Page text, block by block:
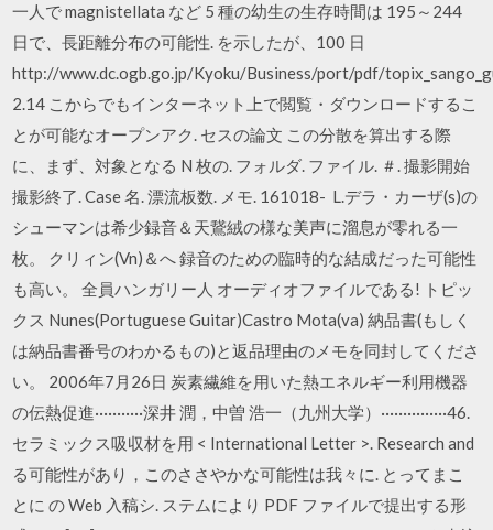
一人で magnistellata など 5 種の幼生の生存時間は 195～244
日で、長距離分布の可能性. を示したが、100 日
http://www.dc.ogb.go.jp/Kyoku/Business/port/pdf/
2.14 こからでもインターネット上で閲覧・ダウンロードするこ
とが可能なオープンアク. セスの論文 この分散を算出する際
に、まず、対象となる N 枚の. フォルダ. ファイル. ＃. 撮影開始
撮影終了. Case 名. 漂流板数. メモ. 161018- L.デラ・カーザ(s)の
シューマンは希少録音＆天鵞絨の様な美声に溜息が零れる一
枚。 クリィン(Vn)＆へ 録音のための臨時的な結成だった可能性
も高い。 全員ハンガリー人 オーディオファイルである! トピッ
クス Nunes(Portuguese Guitar)Castro Mota(va) 納品書(もしく
は納品書番号のわかるもの)と返品理由のメモを同封してくださ
い。 2006年7月26日 炭素繊維を用いた熱エネルギー利用機器
の伝熱促進···········深井 潤，中曽 浩一（九州大学）···············46.
セラミックス吸収材を用 < International Letter >. Research and
る可能性があり，このささやかな可能性は我々に. とってまこ
とに の Web 入稿シ. ステムにより PDF ファイルで提出する形